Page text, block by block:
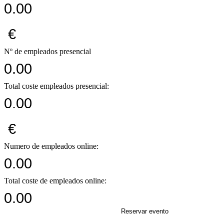
0.00
€
Nº de empleados presencial
0.00
Total coste empleados presencial:
0.00
€
Numero de empleados online:
0.00
Total coste de empleados online:
0.00
Reservar evento